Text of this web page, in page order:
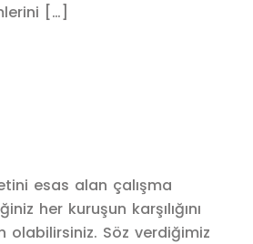
[…]
esas alan çalışma
her kuruşun karşılığını
olabilirsiniz. Söz verdiğimiz